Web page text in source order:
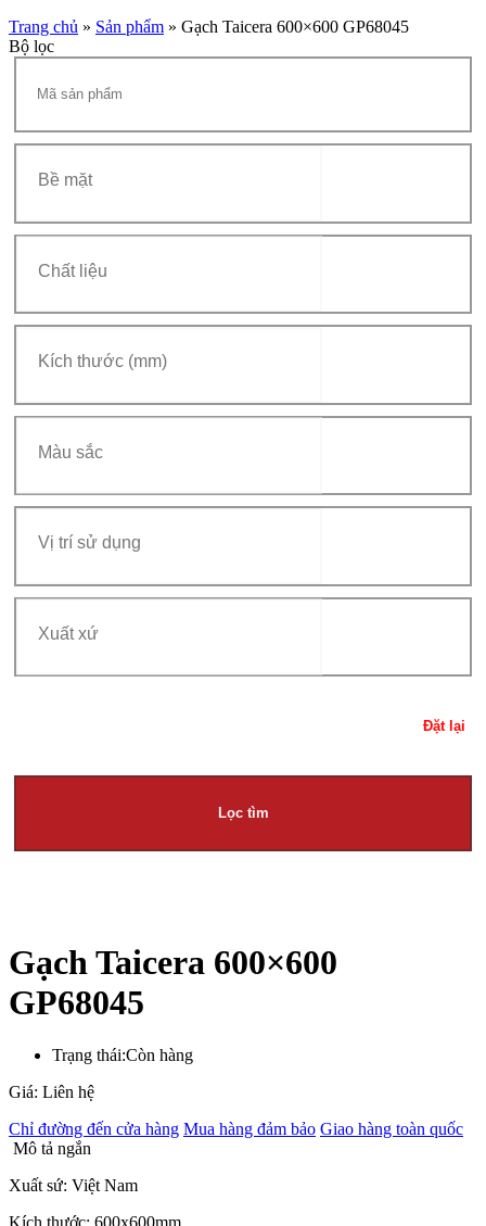
Trang chủ » Sản phẩm » Gạch Taicera 600×600 GP68045
Bộ lọc
Đặt lại
Lọc tìm
Gạch Taicera 600×600
GP68045
Trạng thái:Còn hàng
Giá: Liên hệ
Chỉ đường đến cửa hàng Mua hàng đảm bảo Giao hàng toàn quốc
Mô tả ngắn
Xuất sứ: Việt Nam
Kích thước: 600x600mm